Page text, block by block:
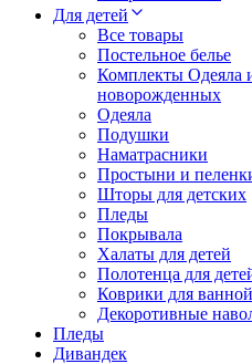
Для детей
Все товары
Постельное белье
Комплекты Одеяла
новорожденных
Одеяла
Подушки
Наматрасники
Простыни и
Шторы для детских
Пледы
Покрывала
Халаты для детей
Полотенца для
Коврики для
Декоротивные
Пледы
Дивандек